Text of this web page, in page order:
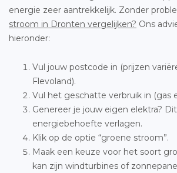
energie zeer aantrekkelijk. Zonder
stroom in Dronten vergelijken? Ons
hieronder:
Vul jouw postcode in (prijzen
Flevoland).
Vul het geschatte verbruik in (gas
Genereer je jouw eigen elektra?
energiebehoefte verlagen.
Klik op de optie “groene stroom”.
Maak een keuze voor het soort
kan zijn windturbines of